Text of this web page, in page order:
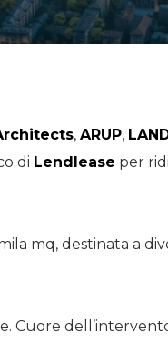
, ARUP,
di Lendlease per
mq, destinata a
Cuore